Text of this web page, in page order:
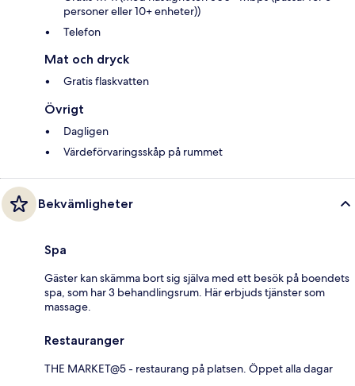
personer eller 10+ enheter))
Telefon
Mat och dryck
Gratis flaskvatten
Övrigt
Dagligen
Värdeförvaringsskåp på rummet
Bekvämligheter
Spa
Gäster kan skämma bort sig själva med ett besök på boendets
spa, som har 3 behandlingsrum. Här erbjuds tjänster som
massage.
Restauranger
THE MARKET@5 - restaurang på platsen. Öppet alla dagar